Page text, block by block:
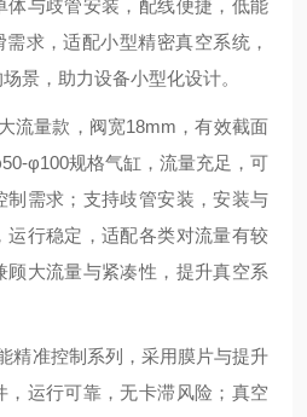
体与歧管安装，配线便捷，低能
求，适配小型精密真空系统，
景，助力设备小型化设计。
流量款，阀宽18mm，有效截面
φ100规格气缸，流量充足，可
制需求；支持歧管安装，安装与
运行稳定，适配各类对流量有较
大流量与紧凑性，提升真空系
精准控制系列，采用膜片与提升
，运行可靠，无卡滞风险；真空